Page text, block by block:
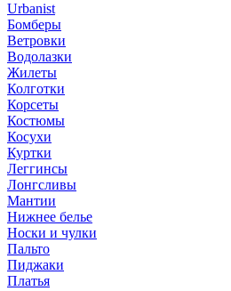
Urbanist
Бомберы
Ветровки
Водолазки
Жилеты
Колготки
Корсеты
Костюмы
Косухи
Куртки
Леггинсы
Лонгсливы
Мантии
Нижнее белье
Носки и чулки
Пальто
Пиджаки
Платья